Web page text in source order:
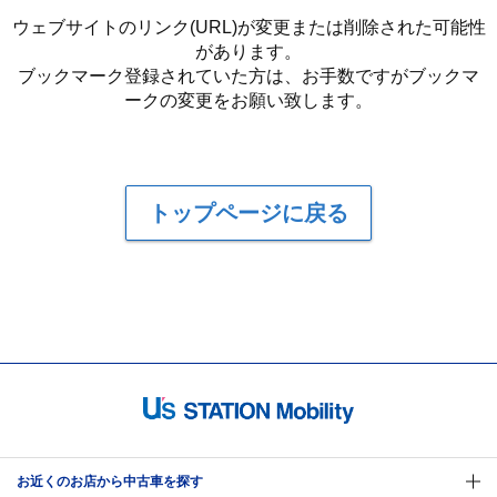
ウェブサイトのリンク(URL)が変更または削除された可能性
があります。
ブックマーク登録されていた方は、お手数ですがブックマ
ークの変更をお願い致します。
トップページに戻る
お近くのお店から中古車を探す